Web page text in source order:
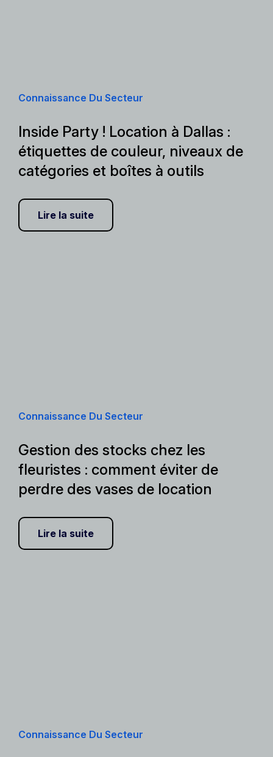
Connaissance Du Secteur
Inside Party ! Location à Dallas :
étiquettes de couleur, niveaux de
catégories et boîtes à outils
Lire la suite
Connaissance Du Secteur
Gestion des stocks chez les
fleuristes : comment éviter de
perdre des vases de location
Lire la suite
Connaissance Du Secteur